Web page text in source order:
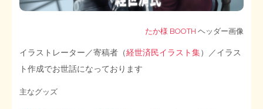
たか様 BOOTH ヘッダー画像
イラストレーター／寄稿者（経世済民イラスト集）／イラス
ト作成でお世話になっております
主なグッズ